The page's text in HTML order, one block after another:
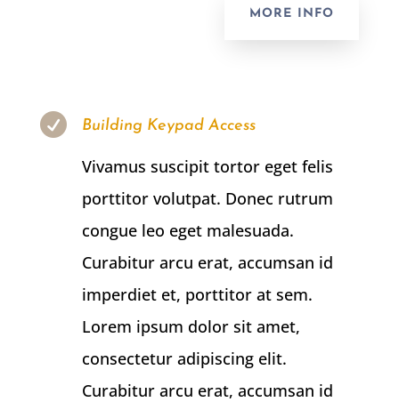
MORE INFO
 Building Keypad Access
Vivamus suscipit tortor eget felis
porttitor volutpat. Donec rutrum
congue leo eget malesuada.
Curabitur arcu erat, accumsan id
imperdiet et, porttitor at sem.
Lorem ipsum dolor sit amet,
consectetur adipiscing elit.
Curabitur arcu erat, accumsan id